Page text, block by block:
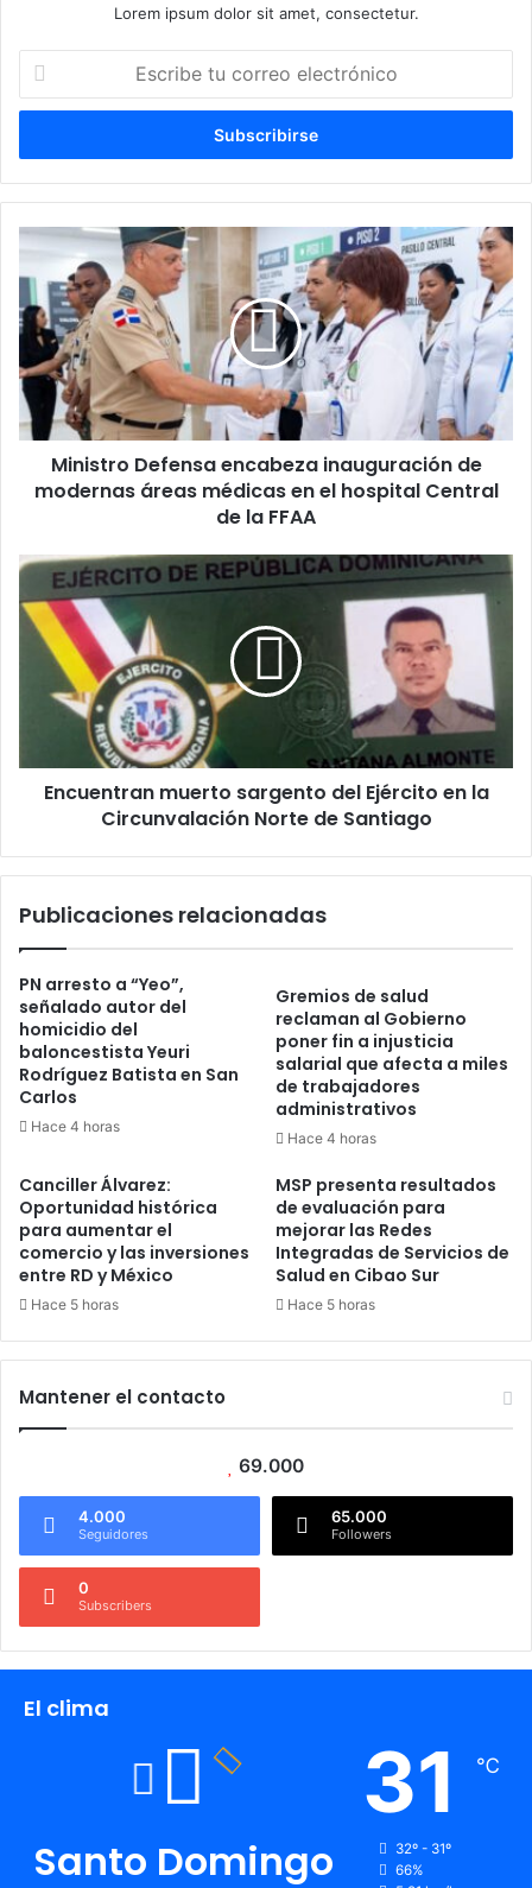
Lorem ipsum dolor sit amet, consectetur.
correo
Ministro
Defensa
encabeza
inauguración
de
modernas
áreas
médicas
en
hospital
la
FFAA
Ministro Defensa encabeza inauguración de
modernas áreas médicas en el hospital Central
de la FFAA
Encuentran
muerto
sargento
del
Ejército
Circunvalación
Norte
Encuentran muerto sargento del Ejército en la
Circunvalación Norte de Santiago
Publicaciones relacionadas
PN arresto a “Yeo”,
señalado autor del
homicidio del
baloncestista Yeuri
Rodríguez Batista en San
Carlos
Hace 4 horas
Gremios de salud
reclaman al Gobierno
poner fin a injusticia
salarial que afecta a miles
de trabajadores
administrativos
Hace 4 horas
Canciller Álvarez:
Oportunidad histórica
para aumentar el
comercio y las inversiones
entre RD y México
Hace 5 horas
MSP presenta resultados
de evaluación para
mejorar las Redes
Integradas de Servicios de
Salud en Cibao Sur
Hace 5 horas
Mantener el contacto
69.000
4.000
Seguidores
65.000
Followers
0
Subscribers
El clima
Santo Domingo
31 ℃
32º - 31º
66%